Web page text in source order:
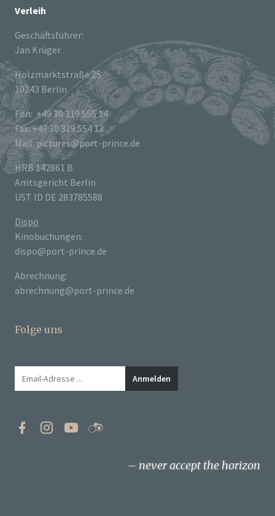
Verleih
Geschäftsführer:
Jan Krüger
Holzmarktstraße 25
10243 Berlin
Fon: +49 30 319 555 14
Fax: +49 30 319 554 13
Mail: pictures@port-prince.de
HRB 142861 B
Amtsgericht Berlin
UST ID DE 283785588
Dispo
Kinobuchungen:
dispo@port-prince.de
Abrechnung:
abrechnung@port-prince.de
Folge uns
never accept the horizon